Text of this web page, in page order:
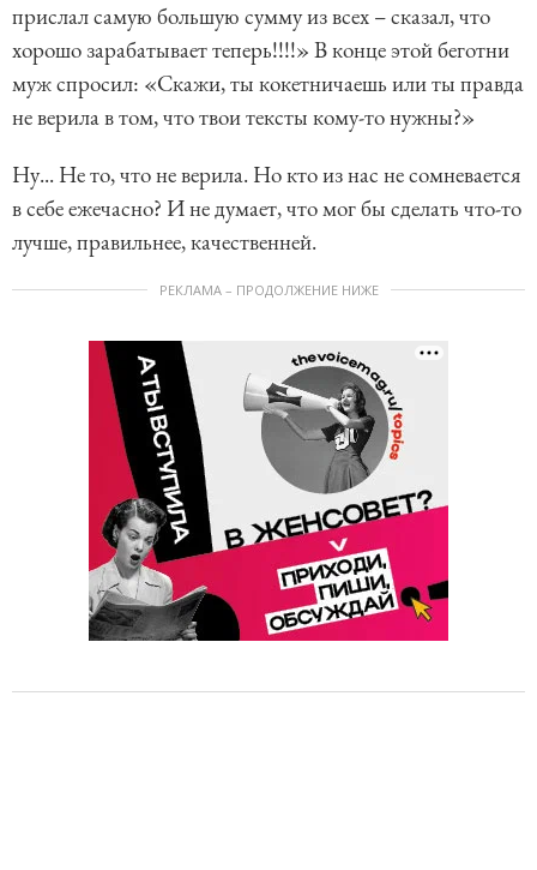
прислал самую большую сумму из всех – сказал, что
хорошо зарабатывает теперь!!!!» В конце этой беготни
муж спросил: «Скажи, ты кокетничаешь или ты правда
не верила в том, что твои тексты кому-то нужны?»
Ну... Не то, что не верила. Но кто из нас не сомневается
в себе ежечасно? И не думает, что мог бы сделать что-то
лучше, правильнее, качественней.
РЕКЛАМА – ПРОДОЛЖЕНИЕ НИЖЕ